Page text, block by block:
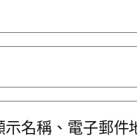
示名稱、電子郵件